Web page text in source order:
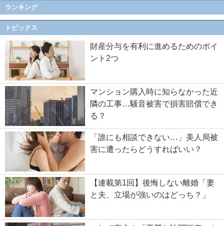
ランキング
トピックス
財産分与を有利に進めるためのポイ
ント2つ
マンション購入時に知らなかった近
隣の工事…騒音被害で損害賠償でき
る？
「誰にも相談できない…」美人局被
害に遭ったらどうすればいい？
【連載第1回】後悔しない離婚「妻
と夫、立場が強いのはどっち？」